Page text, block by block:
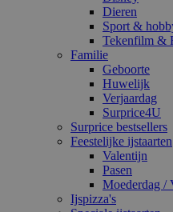
Dieren
Sport &
Tekenfilm &
Familie
Geboorte
Huwelijk
Verjaardag
Surprice4U
Surprice bestsellers
Feestelijke ijstaarten
Valentijn
Pasen
Moederdag /
Ijspizza's